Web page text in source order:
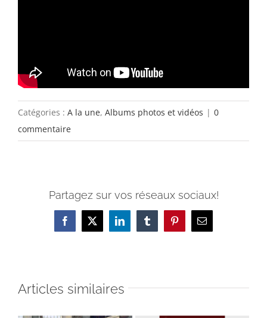
Catégories : A la une, Albums photos et vidéos | 0
commentaire
Partagez sur vos réseaux sociaux!
Facebook
X LinkedInTumblrPinterestEmail
Articles similaires